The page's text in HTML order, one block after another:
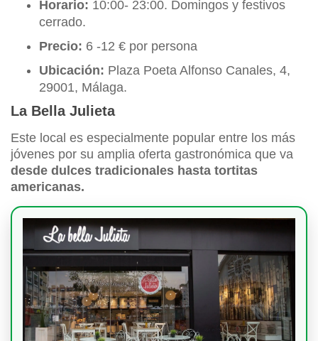
Horario: 10:00- 23:00. Domingos y festivos
cerrado.
Precio: 6 -12 € por persona
Ubicación: Plaza Poeta Alfonso Canales, 4,
29001, Málaga.
La Bella Julieta
Este local es especialmente popular entre los más
jóvenes por su amplia oferta gastronómica que va
desde dulces tradicionales hasta tortitas
americanas.